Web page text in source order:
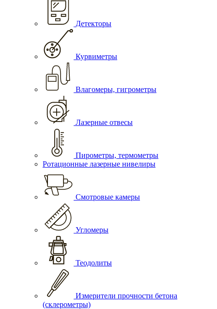
Детекторы
Курвиметры
Влагомеры, гигрометры
Лазерные отвесы
Пирометры, термометры
Ротационные лазерные нивелиры
Смотровые камеры
Угломеры
Теодолиты
Измерители прочности бетона
(склерометры)